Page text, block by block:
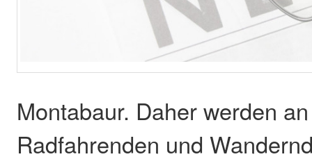
Montabaur. Daher werden
Radfahrenden und